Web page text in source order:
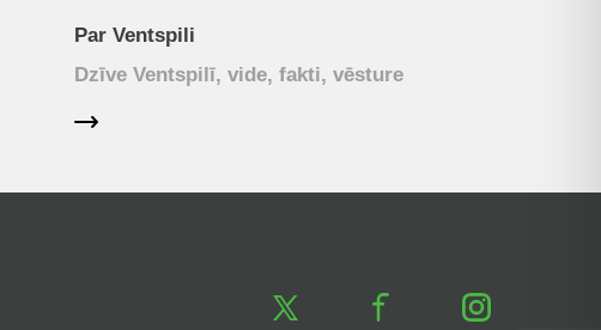
Par Ventspili
Dzīve Ventspilī, vide, fakti, vēsture